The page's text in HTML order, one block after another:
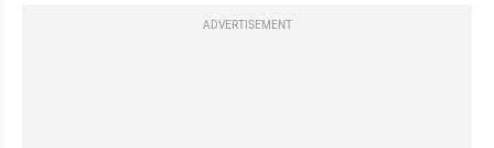
ADVERTISEMENT